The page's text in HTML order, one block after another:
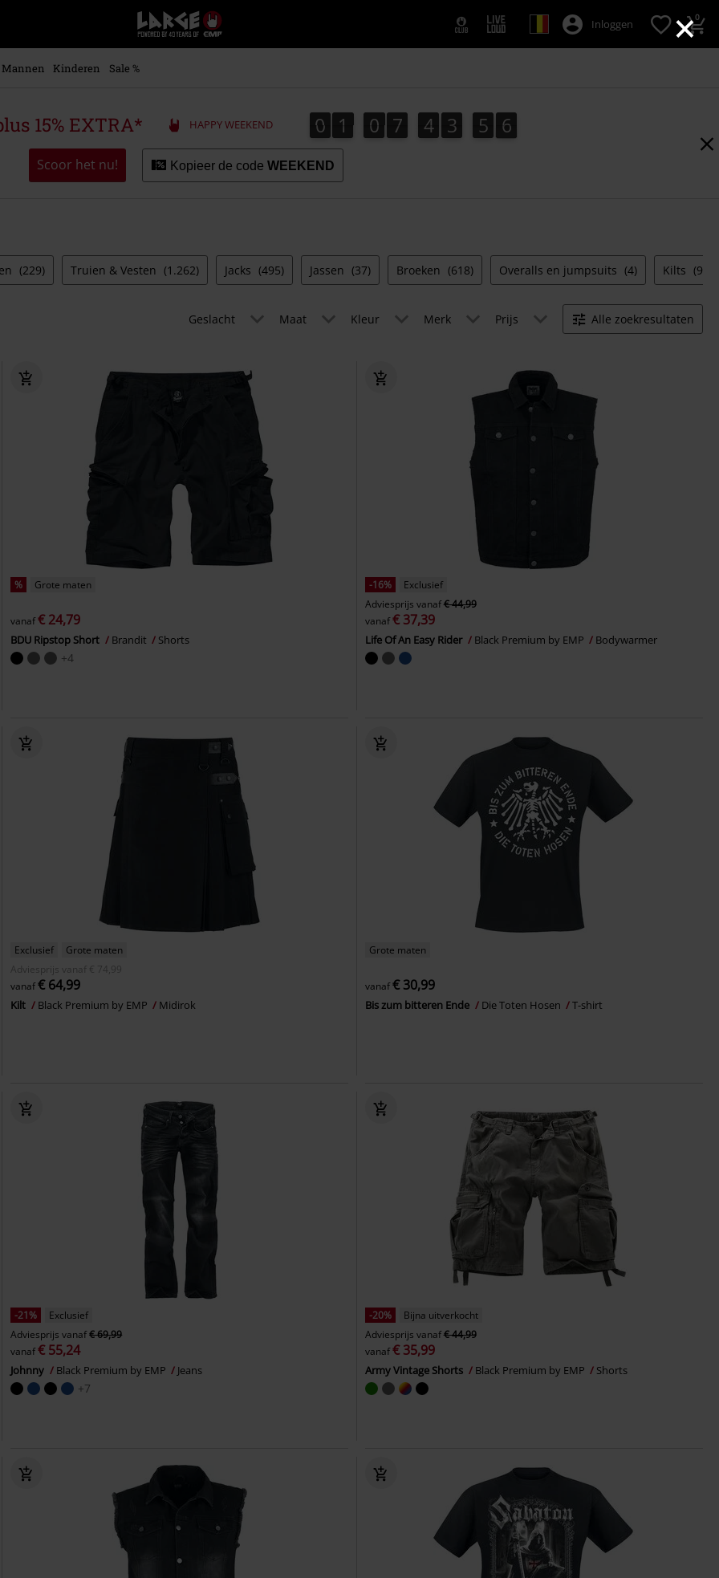
×
Large
–
Muziek-,
+
kleding
Inloggen 0
Mannen Kinderen Sale %
15% EXTRA* HAPPY WEEKEND 0
0 1
1 0
0 7
7 4
4 3
4
3 5
0
5 4
5
4
6
5
Scoor het nu! Kopieer de code WEEKEND
(229) Truien & Vesten (1.262) Jacks (495) Jassen (37) Broeken (618) Overalls en jumpsuits (4) Kilts (9)
Geslacht Maat Kleur Merk Prijs Alle zoekresultaten
% Grote maten
vanaf€ 24,79
BDU Ripstop Short Brandit Shorts
+4
-16%
Exclusief
Adviesprijs vanaf€ 44,99
vanaf€ 37,39
Life Of An Easy Rider Black Premium by EMP Bodywarmer
Exclusief
Grote maten
Adviesprijs
vanaf € 74,99
vanaf€ 64,99
Kilt Black Premium by EMP Midirok
Grote maten
vanaf€ 30,99
Bis zum bitteren Ende Die Toten Hosen T-shirt
-21%
Exclusief
Adviesprijs vanaf€ 69,99
vanaf€ 55,24
Johnny Black Premium by EMP Jeans
+7
-20%
Bijna uitverkocht
Adviesprijs vanaf€ 44,99
vanaf€ 35,99
Army Vintage Shorts Black Premium by EMP Shorts